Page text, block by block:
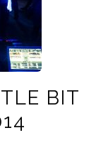
BIT